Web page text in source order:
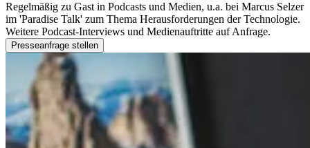
Regelmäßig zu Gast in Podcasts und Medien, u.a. bei Marcus Selzer
im 'Paradise Talk' zum Thema Herausforderungen der Technologie.
Weitere Podcast-Interviews und Medienauftritte auf Anfrage.
Presseanfrage stellen